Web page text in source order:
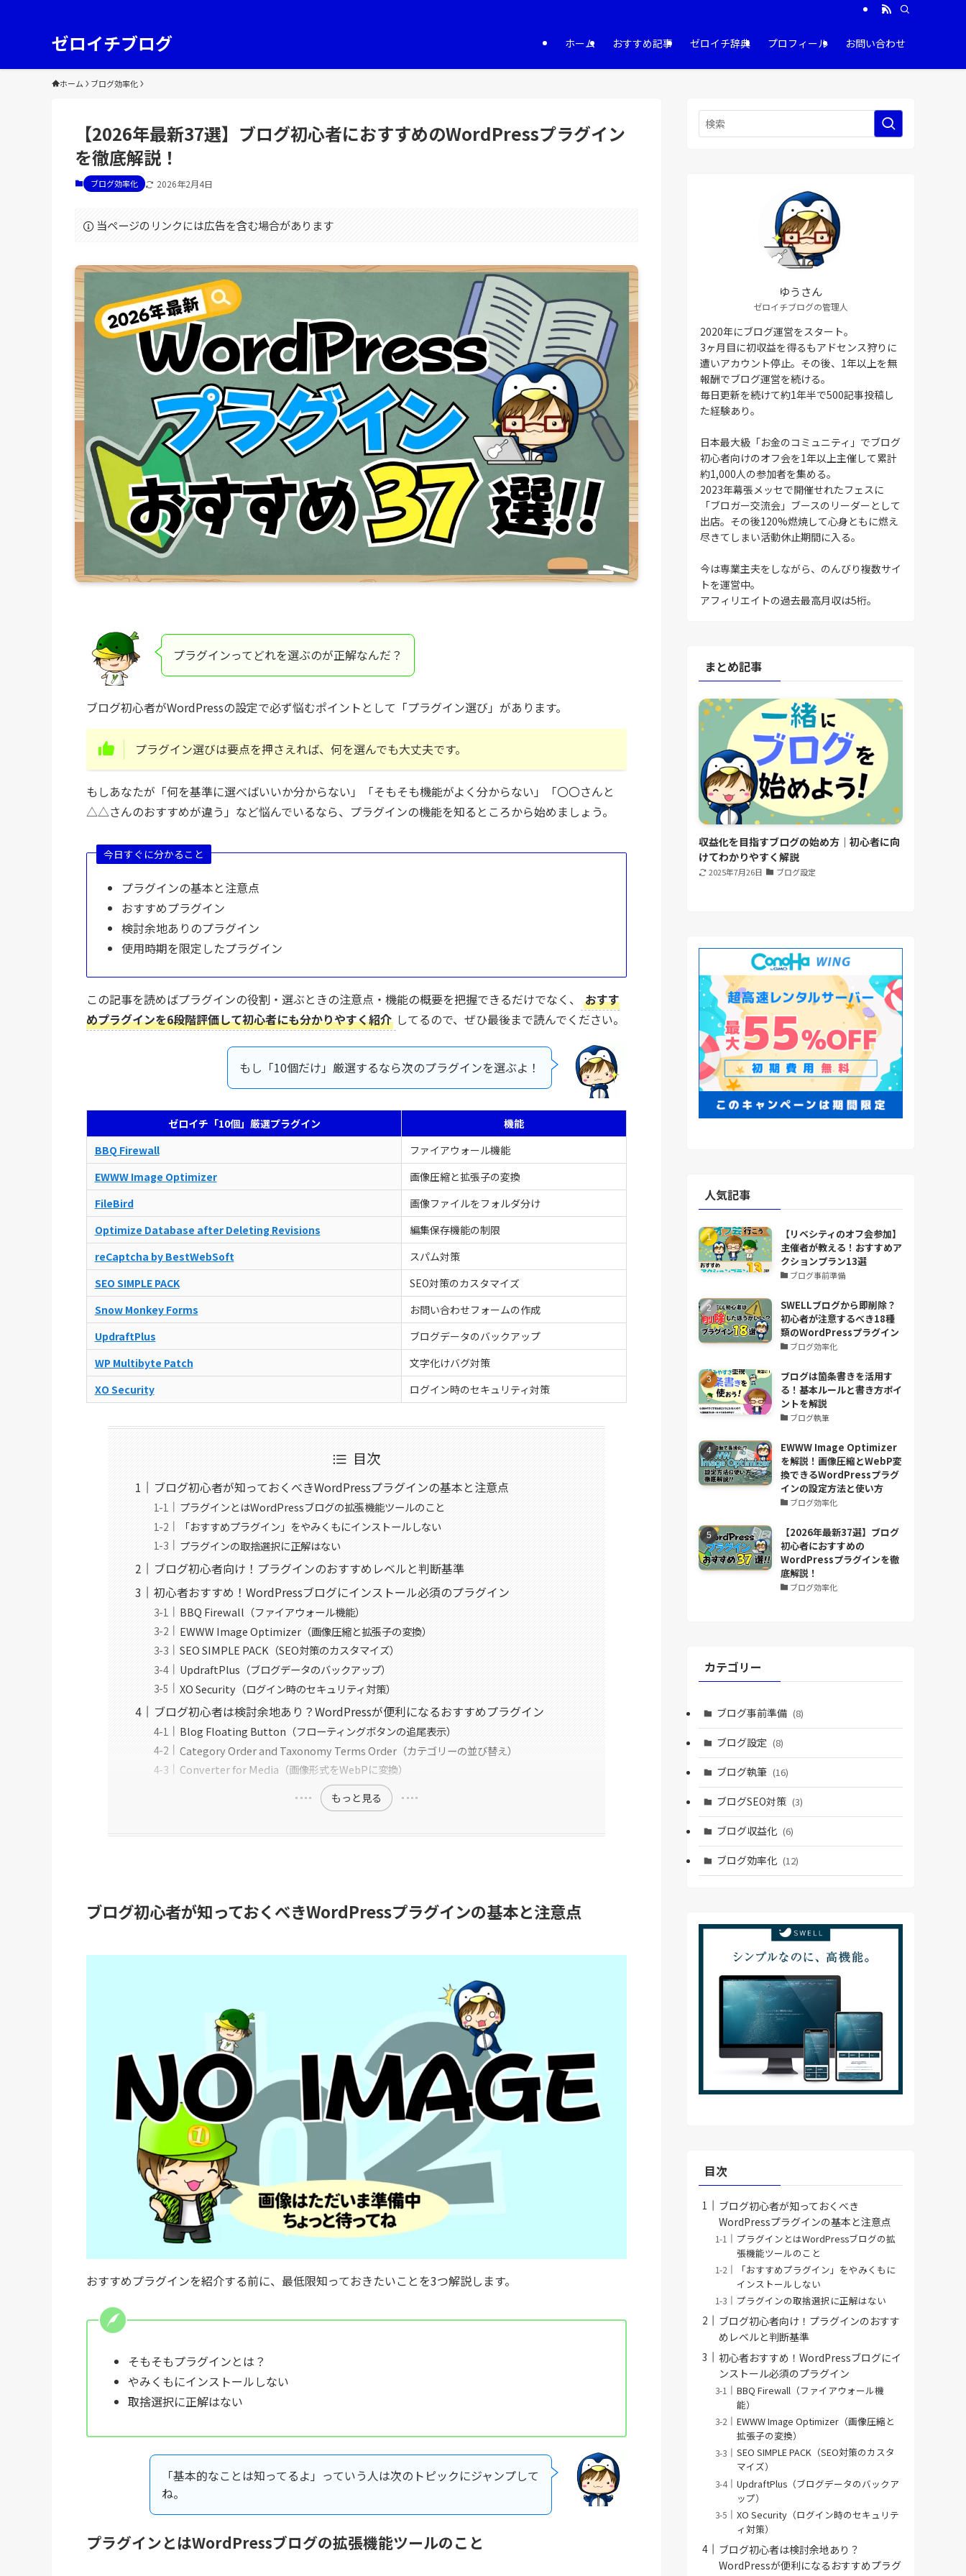
ゼロイチブログ ホーム おすすめ記事 ゼロイチ辞典 プロフィール お問い合わせ
ホーム ブログ効率化
【2026年最新37選】ブログ初心者におすすめのWordPressプラグイン
を徹底解説！
ブログ効率化 2026年2月4日
当ページのリンクには広告を含む場合があります
プラグインってどれを選ぶのが正解なんだ？
ブログ初心者がWordPressの設定で必ず悩むポイントとして「プラグイン選び」があります。
プラグイン選びは要点を押さえれば、何を選んでも大丈夫です。
もしあなたが「何を基準に選べばいいか分からない」「そもそも機能がよく分からない」「〇〇さんと
△△さんのおすすめが違う」など悩んでいるなら、プラグインの機能を知るところから始めましょう。
今日すぐに分かること
プラグインの基本と注意点
おすすめプラグイン
検討余地ありのプラグイン
使用時期を限定したプラグイン
この記事を読めばプラグインの役割・選ぶときの注意点・機能の概要を把握できるだけでなく、
おすす
めプラグインを6段階評価して初心者にも分かりやすく紹介 してるので、ぜひ最後まで読んでください。
もし「10個だけ」厳選するなら次のプラグインを選ぶよ！
ゼロイチ「10個」厳選プラグイン
機能
BBQ Firewall
ファイアウォール機能
EWWW Image Optimizer
画像圧縮と拡張子の変換
FileBird
画像ファイルをフォルダ分け
Optimize Database after Deleting Revisions
編集保存機能の制限
reCaptcha by BestWebSoft
スパム対策
SEO SIMPLE PACK
SEO対策のカスタマイズ
Snow Monkey Forms
お問い合わせフォームの作成
UpdraftPlus
ブログデータのバックアップ
WP Multibyte Patch
文字化けバグ対策
XO Security
ログイン時のセキュリティ対策
目次
ブログ初心者が知っておくべきWordPressプラグインの基本と注意点
プラグインとはWordPressブログの拡張機能ツールのこと
「おすすめプラグイン」をやみくもにインストールしない
プラグインの取捨選択に正解はない
ブログ初心者向け！プラグインのおすすめレベルと判断基準
初心者おすすめ！WordPressブログにインストール必須のプラグイン
BBQ Firewall（ファイアウォール機能）
EWWW Image Optimizer（画像圧縮と拡張子の変換）
SEO SIMPLE PACK（SEO対策のカスタマイズ）
UpdraftPlus（ブログデータのバックアップ）
XO Security（ログイン時のセキュリティ対策）
ブログ初心者は検討余地あり？WordPressが便利になるおすすめプラグイン
Blog Floating Button（フローティングボタンの追尾表示）
Category Order and Taxonomy Terms Order（カテゴリーの並び替え）
Converter for Media（画像形式をWebPに変換）
もっと見る
ブログ初心者が知っておくべきWordPressプラグインの基本と注意点
おすすめプラグインを紹介する前に、最低限知っておきたいことを3つ解説します。
そもそもプラグインとは？
やみくもにインストールしない
取捨選択に正解はない
「基本的なことは知ってるよ」っていう人は次のトピックにジャンプして
ね。
プラグインとはWordPressブログの拡張機能ツールのこと
ゆうさん
ゼロイチブログの管理人
2020年にブログ運営をスタート。
3ヶ月目に初収益を得るもアドセンス狩りに
遭いアカウント停止。その後、1年以上を無
報酬でブログ運営を続ける。
毎日更新を続けて約1年半で500記事投稿し
た経験あり。
日本最大級「お金のコミュニティ」でブログ
初心者向けのオフ会を1年以上主催して累計
約1,000人の参加者を集める。
2023年幕張メッセで開催せれたフェスに
「ブロガー交流会」ブースのリーダーとして
出店。その後120%燃焼して心身ともに燃え
尽きてしまい活動休止期間に入る。
今は専業主夫をしながら、のんびり複数サイ
トを運営中。
アフィリエイトの過去最高月収は5桁。
まとめ記事
収益化を目指すブログの始め方｜初心者に向
けてわかりやすく解説
2025年7月26日 ブログ設定
人気記事
【リベシティのオフ会参加】
主催者が教える！おすすめア
クションプラン13選
ブログ事前準備
SWELLブログから即削除？
初心者が注意するべき18種
類のWordPressプラグイン
ブログ効率化
ブログは箇条書きを活用す
る！基本ルールと書き方ポイ
ントを解説
ブログ執筆
EWWW Image Optimizer
を解説！画像圧縮とWebP変
換できるWordPressプラグ
インの設定方法と使い方
ブログ効率化
【2026年最新37選】ブログ
初心者におすすめの
WordPressプラグインを徹
底解説！
ブログ効率化
カテゴリー
ブログ事前準備 (8)
ブログ設定 (8)
ブログ執筆 (16)
ブログSEO対策 (3)
ブログ収益化 (6)
ブログ効率化 (12)
目次
ブログ初心者が知っておくべき
WordPressプラグインの基本と注意点
プラグインとはWordPressブログの拡
張機能ツールのこと
「おすすめプラグイン」をやみくもに
インストールしない
プラグインの取捨選択に正解はない
ブログ初心者向け！プラグインのおすす
めレベルと判断基準
初心者おすすめ！WordPressブログにイ
ンストール必須のプラグイン
BBQ Firewall（ファイアウォール機
能）
EWWW Image Optimizer（画像圧縮と
拡張子の変換）
SEO SIMPLE PACK（SEO対策のカスタ
マイズ）
UpdraftPlus（ブログデータのバックア
ップ）
XO Security（ログイン時のセキュリテ
ィ対策）
ブログ初心者は検討余地あり？
WordPressが便利になるおすすめプラグ